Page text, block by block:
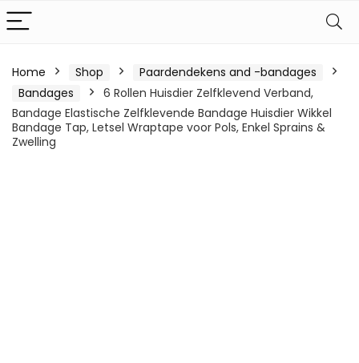
Home Shop
Paardendekens and -bandages
Bandages
6 Rollen Huisdier Zelfklevend Verband,
Bandage Elastische Zelfklevende Bandage Huisdier Wikkel
Bandage Tap, Letsel Wraptape voor Pols, Enkel Sprains &
Zwelling